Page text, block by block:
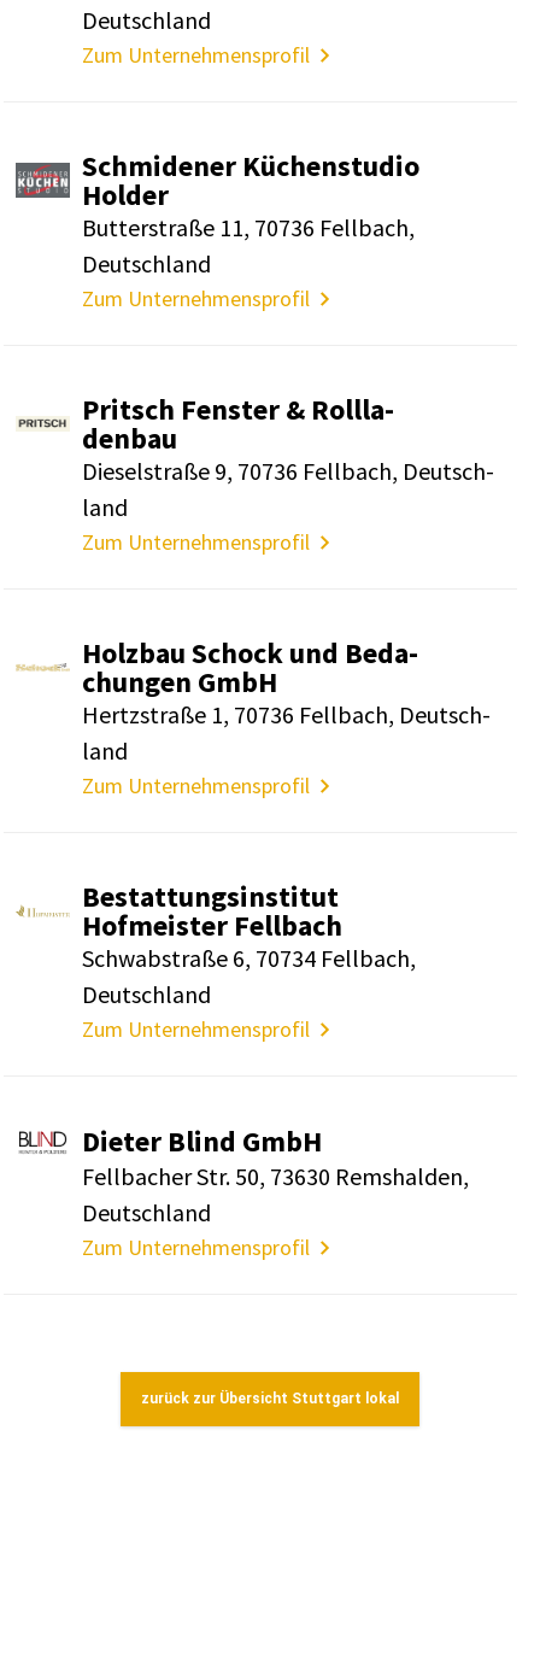
Deutsch­land
Zum Unternehmensprofil
Schmi­dener Küchen­studio
Holder
Butter­straße 11, 70736 Fell­bach,
Deutsch­land
Zum Unternehmensprofil
Pritsch Fenster & Roll­la­
denbau
Diesel­straße 9, 70736 Fell­bach, Deutsch­
land
Zum Unternehmensprofil
Holzbau Schock und Beda­
chungen GmbH
Hertz­straße 1, 70736 Fell­bach, Deutsch­
land
Zum Unternehmensprofil
Bestat­tungs­in­stitut
Hofmeister Fell­bach
Schwab­straße 6, 70734 Fell­bach,
Deutsch­land
Zum Unternehmensprofil
Dieter Blind GmbH
Fell­ba­cher Str. 50, 73630 Rems­halden,
Deutsch­land
Zum Unternehmensprofil
zurück zur Übersicht Stuttgart lokal